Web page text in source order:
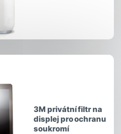
3M privátní filtr na
displej pro ochranu
soukromí